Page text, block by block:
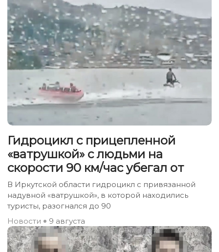
Гидроцикл с прицепленной
«ватрушкой» с людьми на
скорости 90 км/час убегал от
В Иркутской области гидроцикл с привязанной
надувной «ватрушкой», в которой находились
туристы, разогнался до 90
Новости
9 августа